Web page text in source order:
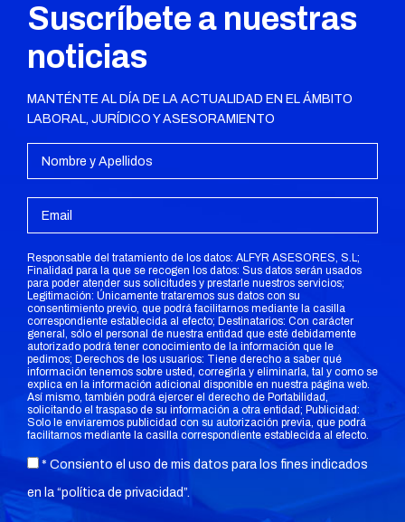
Suscríbete a nuestras
noticias
MANTÉNTE AL DÍA DE LA ACTUALIDAD EN EL ÁMBITO
LABORAL, JURÍDICO Y ASESORAMIENTO
Responsable del tratamiento de los datos: ALFYR ASESORES, S.L;
Finalidad para la que se recogen los datos: Sus datos serán usados
para poder atender sus solicitudes y prestarle nuestros servicios;
Legitimación: Únicamente trataremos sus datos con su
consentimiento previo, que podrá facilitarnos mediante la casilla
correspondiente establecida al efecto; Destinatarios: Con carácter
general, sólo el personal de nuestra entidad que esté debidamente
autorizado podrá tener conocimiento de la información que le
pedimos; Derechos de los usuarios: Tiene derecho a saber qué
información tenemos sobre usted, corregirla y eliminarla, tal y como se
explica en la información adicional disponible en nuestra página web.
Así mismo, también podrá ejercer el derecho de Portabilidad,
solicitando el traspaso de su información a otra entidad; Publicidad:
Solo le enviaremos publicidad con su autorización previa, que podrá
facilitarnos mediante la casilla correspondiente establecida al efecto.
* Consiento el uso de mis datos para los fines indicados
en la “política de privacidad”.